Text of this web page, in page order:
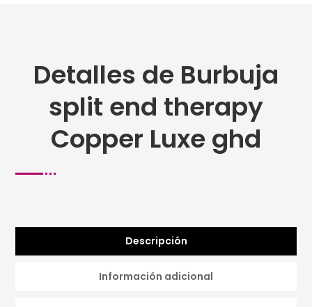
Detalles de Burbuja
split end therapy
Copper Luxe ghd
Descripción
Información adicional